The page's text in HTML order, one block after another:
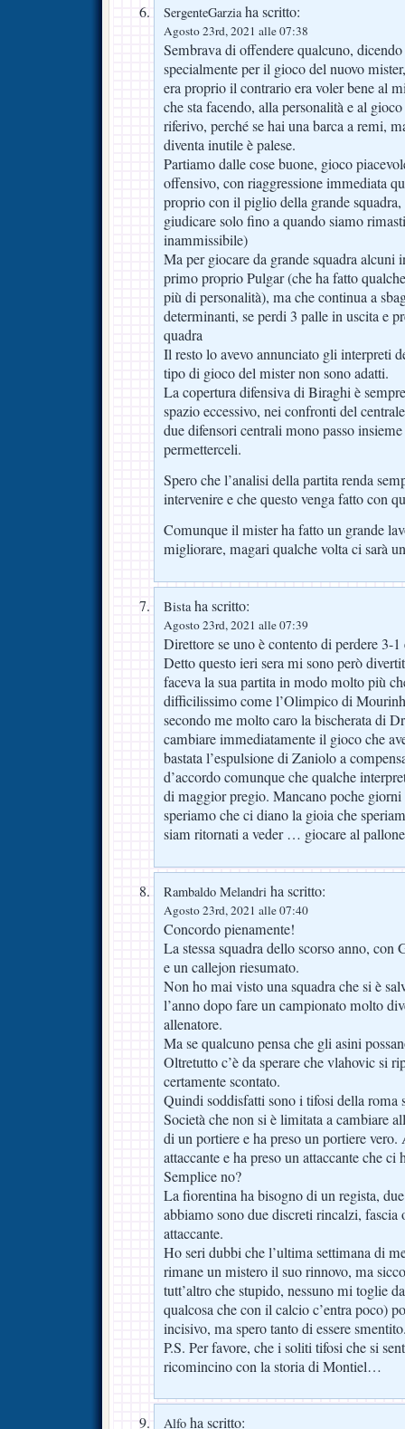
SergenteGarziaha scritto:
Agosto 23rd, 2021 alle 07:38
Sembrava di offendere qualcuno, dicendo
specialmente per il gioco del nuovo
era proprio il contrario era voler bene al
che sta facendo, alla personalità e al
riferivo, perché se hai una barca a remi,
diventa inutile è palese.
Partiamo dalle cose buone, gioco
offensivo, con riaggressione immediata
proprio con il piglio della grande
giudicare solo fino a quando siamo
inammissibile)
Ma per giocare da grande squadra alcuni
primo proprio Pulgar (che ha fatto
più di personalità), ma che continua a
determinanti, se perdi 3 palle in uscita e
quadra
Il resto lo avevo annunciato gli interpreti
tipo di gioco del mister non sono adatti.
La copertura difensiva di Biraghi è
spazio eccessivo, nei confronti del
due difensori centrali mono passo
permetterceli.
Spero che l’analisi della partita renda
intervenire e che questo venga fatto con
Comunque il mister ha fatto un grande
migliorare, magari qualche volta ci sarà
Bistaha scritto:
Agosto 23rd, 2021 alle 07:39
Direttore se uno è contento di perdere 3-1
Detto questo ieri sera mi sono però
faceva la sua partita in modo molto più
difficilissimo come l’Olimpico di
secondo me molto caro la bischerata di
cambiare immediatamente il gioco che
bastata l’espulsione di Zaniolo a
d’accordo comunque che qualche
di maggior pregio. Mancano poche
speriamo che ci diano la gioia che
siam ritornati a veder … giocare al
Rambaldo Melandri ha scritto:
Agosto 23rd, 2021 alle 07:40
Concordo pienamente!
La stessa squadra dello scorso anno, con
e un callejon riesumato.
Non ho mai visto una squadra che si è
l’anno dopo fare un campionato molto
allenatore.
Ma se qualcuno pensa che gli asini
Oltretutto c’è da sperare che vlahovic si
certamente scontato.
Quindi soddisfatti sono i tifosi della roma
Società che non si è limitata a cambiare
di un portiere e ha preso un portiere
attaccante e ha preso un attaccante che
Semplice no?
La fiorentina ha bisogno di un regista,
abbiamo sono due discreti rincalzi, fascia
attaccante.
Ho seri dubbi che l’ultima settimana di
rimane un mistero il suo rinnovo, ma
tutt’altro che stupido, nessuno mi toglie
qualcosa che con il calcio c’entra poco)
incisivo, ma spero tanto di essere
P.S. Per favore, che i soliti tifosi che si
ricomincino con la storia di Montiel…
Alfo ha scritto: